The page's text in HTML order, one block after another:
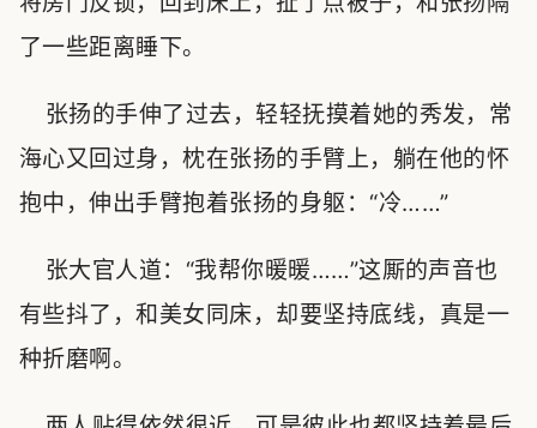
了一些距离睡下。
张扬的手伸了过去，轻轻抚摸着她的秀发，常
海心又回过身，枕在张扬的手臂上，躺在他的怀
抱中，伸出手臂抱着张扬的身躯：“冷……”
张大官人道：“我帮你暖暖……”这厮的声音也
有些抖了，和美女同床，却要坚持底线，真是一
种折磨啊。